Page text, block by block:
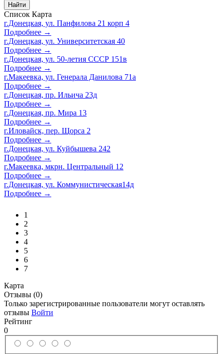
Найти
Список Карта
г.Донецкая, ул. Панфилова 21 корп 4
Подробнее →
г.Донецкая, ул. Университетская 40
Подробнее →
г.Донецкая, ул. 50-летия СССР 151в
Подробнее →
г.Макеевка, ул. Генерала Данилова 71а
Подробнее →
г.Донецкая, пр. Ильича 23д
Подробнее →
г.Донецкая, пр. Мира 13
Подробнее →
г.Иловайск, пер. Щорса 2
Подробнее →
г.Донецкая, ул. Куйбышева 242
Подробнее →
г.Макеевка, мкрн. Центральный 12
Подробнее →
г.Донецкая, ул. Коммунистическая14д
Подробнее →
1
2
3
4
5
6
7
Карта
Отзывы (0)
Только зарегистрированные пользователи могут оставлять
отзывы Войти
Рейтинг
0